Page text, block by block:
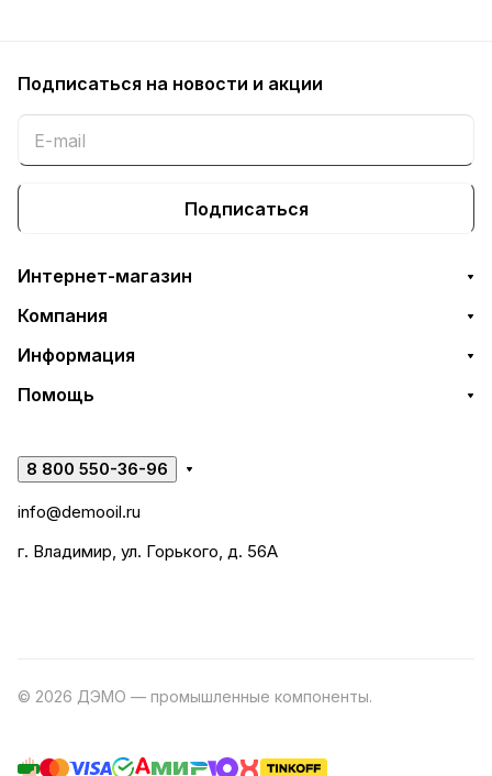
Подписаться на новости и акции
Подписаться
Интернет-магазин
Компания
Информация
Помощь
8 800 550-36-96
info@demooil.ru
г. Владимир, ул. Горького, д. 56А
© 2026 ДЭМО — промышленные компоненты.